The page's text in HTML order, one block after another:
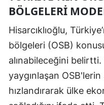
BÖLGELERI
Hisarcıklıoğlu,
bölgeleri (OSB)
alınabileceğini
yaygınlaşan
hızlandırarak ülke